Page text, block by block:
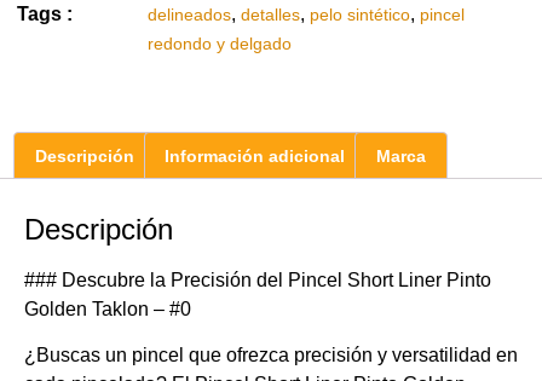
Tags : delineados, detalles, pelo sintético, pincel
redondo y delgado
Descripción Información adicional Marca
Descripción
### Descubre la Precisión del Pincel Short Liner Pinto
Golden Taklon – #0
¿Buscas un pincel que ofrezca precisión y versatilidad en